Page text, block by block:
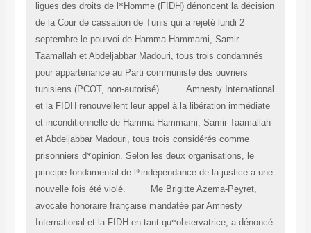
ligues des droits de l * Homme (FIDH) dénoncent la décision
de la Cour de cassation de Tunis qui a rejeté lundi 2
septembre le pourvoi de Hamma Hammami, Samir
Taamallah et Abdeljabbar Madouri, tous trois condamnés
pour appartenance au Parti communiste des ouvriers
tunisiens (PCOT, non-autorisé).
Amnesty International
et la FIDH renouvellent leur appel à la libération immédiate
et inconditionnelle de Hamma Hammami, Samir Taamallah
et Abdeljabbar Madouri, tous trois considérés comme
prisonniers d*opinion. Selon les deux organisations, le
principe fondamental de l *indépendance de la justice a une
nouvelle fois été violé.
Me Brigitte Azema-Peyret,
avocate honoraire française mandatée par Amnesty
International et la FIDH en tant qu*observatrice, a dénoncé